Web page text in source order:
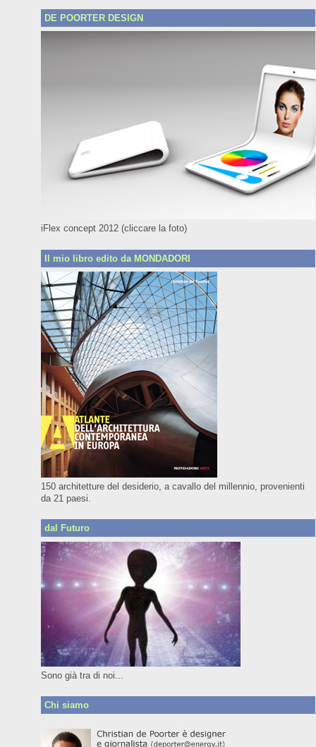
DE POORTER DESIGN
iFlex concept 2012 (cliccare la foto)
Il mio libro edito da MONDADORI
150 architetture del desiderio, a cavallo del millennio, provenienti
da 21 paesi.
dal Futuro
Sono già tra di noi...
Chi siamo